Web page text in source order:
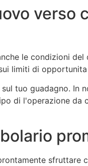
verso
le condizioni del
limiti di
tuo guadagno. In
di l'operazione da
sfruttare